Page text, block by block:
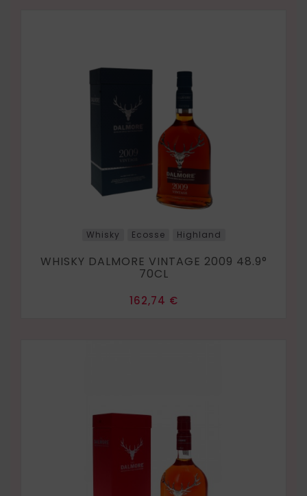
Whisky Ecosse Highland
WHISKY DALMORE VINTAGE 2009 48.9°
70CL
Prix
162,74 €